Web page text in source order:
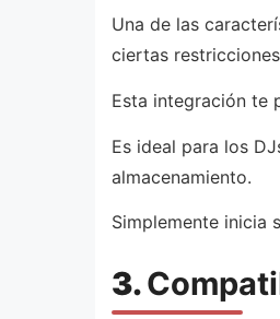
Una de las
ciertas
Esta integración te
Es ideal para los
almacenamiento.
Simplemente inicia
3.